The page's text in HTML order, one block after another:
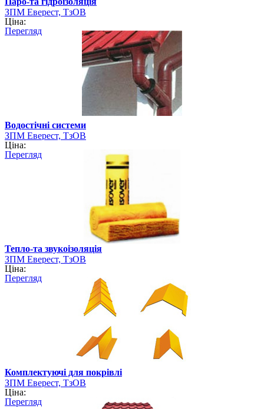
ЗПМ Еверест, ТзОВ
Ціна:
Перегляд
Водостічні системи
ЗПМ Еверест, ТзОВ
Ціна:
Перегляд
Тепло-та звукоізоляція
ЗПМ Еверест, ТзОВ
Ціна:
Перегляд
Комплектуючі для покрівлі
ЗПМ Еверест, ТзОВ
Ціна:
Перегляд